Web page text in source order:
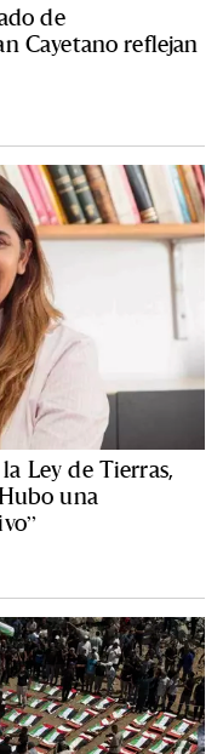
de
Cayetano reflejan
Ley de Tierras,
una